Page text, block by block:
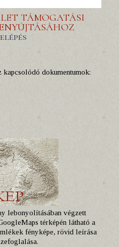
TÁMOGATÁSI
kapcsolódó dokumentumok:
lebonyolításában végzett
térképén látható a
fényképe, rövid leírása